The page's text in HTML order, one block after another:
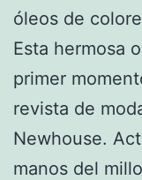
óleos de
Esta hermosa
primer
revista de
Newhouse.
manos del